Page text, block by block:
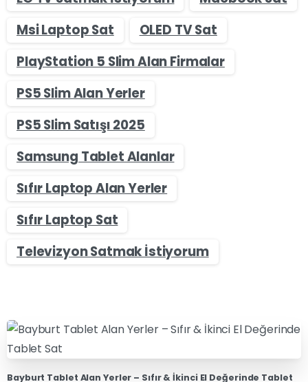
Msi Laptop Sat
OLED TV Sat
PlayStation 5 Slim Alan Firmalar
PS5 Slim Alan Yerler
PS5 Slim Satışı 2025
Samsung Tablet Alanlar
Sıfır Laptop Alan Yerler
Sıfır Laptop Sat
Televizyon Satmak İstiyorum
Bayburt Tablet Alan Yerler – Sıfır & İkinci El Değerinde Tablet